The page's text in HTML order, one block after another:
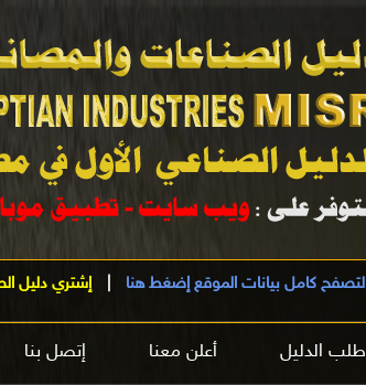
لتصفح كامل بيانات الموقع إضغط هنا إشتري دليل
الدليل أعلن معنا إتصل بنا